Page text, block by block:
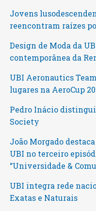
Jovens
reencontram raízes
Design de Moda da
contemporânea da
UBI Aeronautics
lugares na AeroCup
Pedro Inácio
Society
João Morgado
UBI no terceiro
“Universidade &
UBI integra rede
Exatas e Naturais